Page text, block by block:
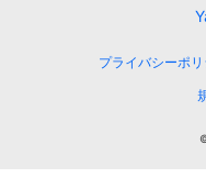
プライバシーポリ